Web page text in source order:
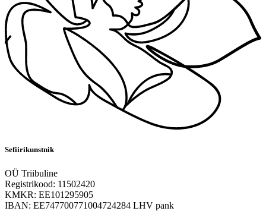
Sefiirikunstnik
OÜ Triibuline
Registrikood: 11502420
KMKR: EE101295905
IBAN: EE747700771004724284 LHV pank